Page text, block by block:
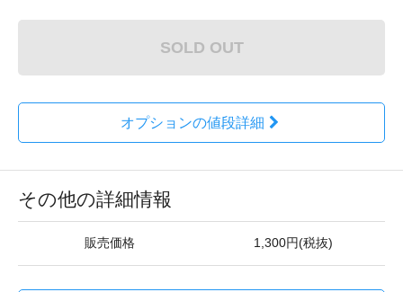
SOLD OUT
オプションの値段詳細
その他の詳細情報
販売価格 1,300円(税抜)